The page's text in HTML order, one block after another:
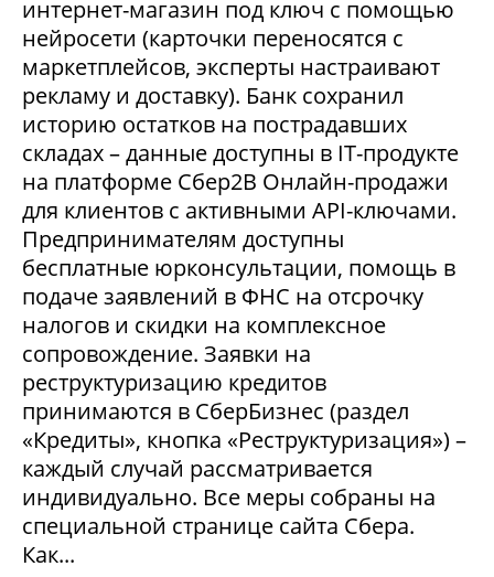
интернет-магазин под ключ с помощью
нейросети (карточки переносятся с
маркетплейсов, эксперты настраивают
рекламу и доставку). Банк сохранил
историю остатков на пострадавших
складах – данные доступны в IT-продукте
на платформе Сбер2В Онлайн-продажи
для клиентов с активными API-ключами.
Предпринимателям доступны
бесплатные юрконсультации, помощь в
подаче заявлений в ФНС на отсрочку
налогов и скидки на комплексное
сопровождение. Заявки на
реструктуризацию кредитов
принимаются в СберБизнес (раздел
«Кредиты», кнопка «Реструктуризация») –
каждый случай рассматривается
индивидуально. Все меры собраны на
специальной странице сайта Сбера.
Как...